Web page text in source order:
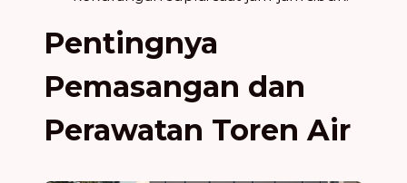
Pentingnya
Pemasangan dan
Perawatan Toren Air